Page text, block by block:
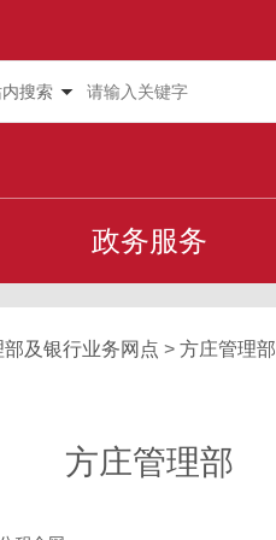
搜索
政务服务
部及银行业务网点 > 方庄管理部
方庄管理部